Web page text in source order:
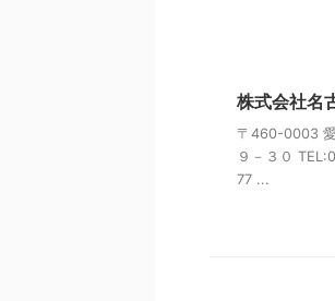
株式会社名
〒460-0003
９－３０
77 ...